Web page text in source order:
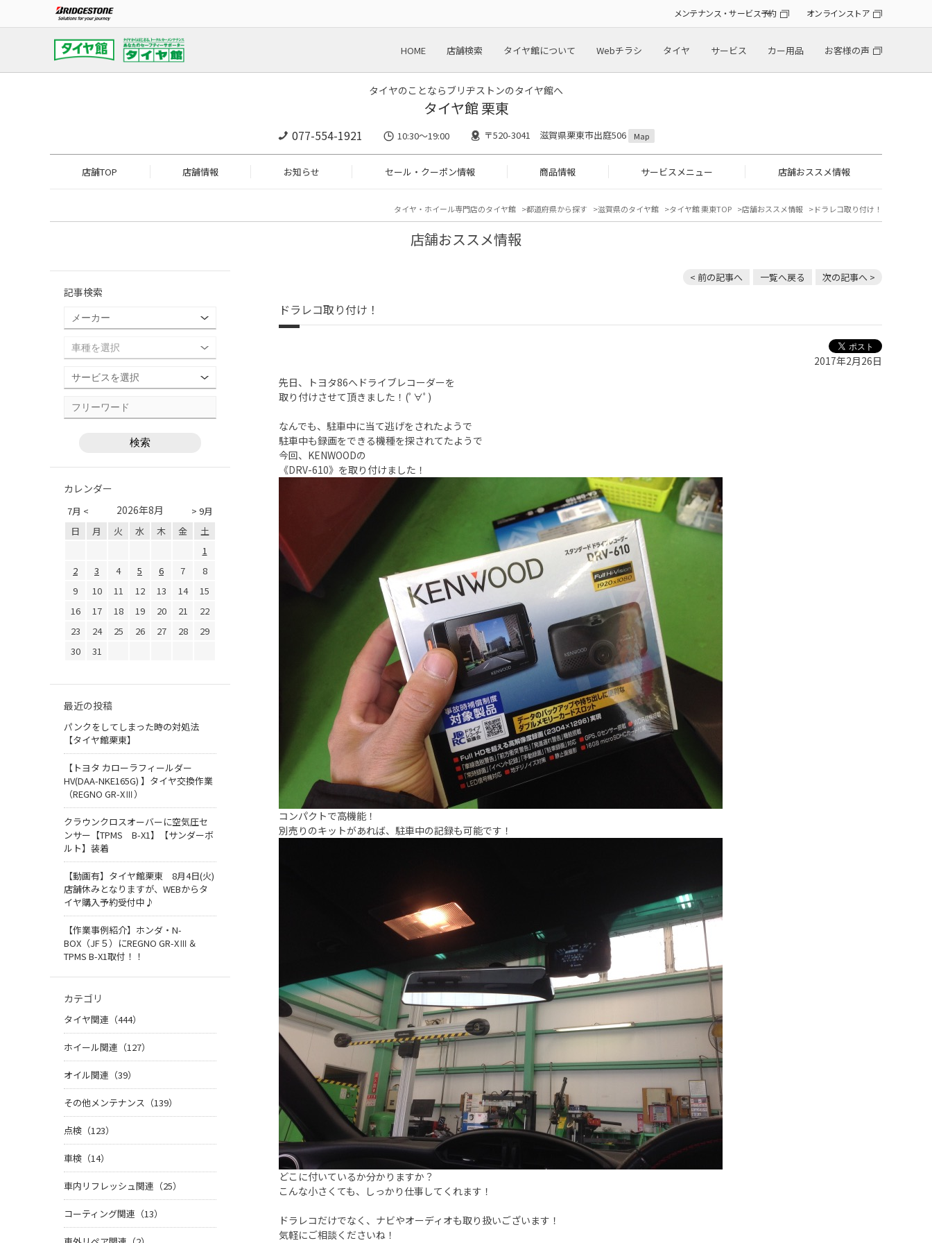
メンテナンス・サービス予約 オンラインストア
HOME 店舗検索 タイヤ館について Webチラシ タイヤ サービス カー用品 お客様の声
タイヤのことならブリヂストンのタイヤ館へ
タイヤ館 栗東
077-554-1921 10:30～19:00 〒520-3041 滋賀県栗東市出庭506 Map
店舗TOP 店舗情報 お知らせ セール・クーポン情報 商品情報 サービスメニュー 店舗おススメ情報
タイヤ・ホイール専門店のタイヤ館 都道府県から探す 滋賀県のタイヤ館 タイヤ館 栗東TOP 店舗おススメ情報 ドラレコ取り付け！
店舗おススメ情報
< 前の記事へ 一覧へ戻る 次の記事へ >
ドラレコ取り付け！
2017年2月26日
先日、トヨタ86へドライブレコーダーを
取り付けさせて頂きました！(ﾟ∀ﾟ)
なんでも、駐車中に当て逃げをされたようで
駐車中も録画をできる機種を探されてたようで
今回、KENWOODの
《DRV-610》を取り付けました！
コンパクトで高機能！
別売りのキットがあれば、駐車中の記録も可能です！
どこに付いているか分かりますか？
こんな小さくても、しっかり仕事してくれます！
ドラレコだけでなく、ナビやオーディオも取り扱いございます！
気軽にご相談くださいね！
記事検索
カレンダー
7月 < > 9月
2026年8月
日 月 火 水 木 金
土
1
2
3 4 5 6 7
8
9
10 11 12 13 14
15
16
17 18 19 20 21
22
23
24 25 26 27 28
29
30
31
最近の投稿
パンクをしてしまった時の対処法
【タイヤ館栗東】
【トヨタ カローラフィールダー
HV(DAA-NKE165G) 】タイヤ交換作業
（REGNO GR-XⅢ）
クラウンクロスオーバーに空気圧セ
ンサー【TPMS B-X1】【サンダーボ
ルト】装着
【動画有】タイヤ館栗東 8月4日(火)
店舗休みとなりますが、WEBからタ
イヤ購入予約受付中♪
【作業事例紹介】ホンダ・N-
BOX（JF５）にREGNO GR-XⅢ＆
TPMS B-X1取付！！
カテゴリ
タイヤ関連（444）
ホイール関連（127）
オイル関連（39）
その他メンテナンス（139）
点検（123）
車検（14）
車内リフレッシュ関連（25）
コーティング関連（13）